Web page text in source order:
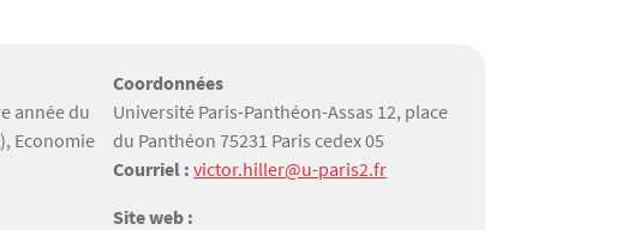
année du
Economie
Coordonnées
Université Paris-Panthéon-Assas 12, place
du Panthéon 75231 Paris cedex 05
Courriel :victor.hiller@u-paris2.fr
Site web :